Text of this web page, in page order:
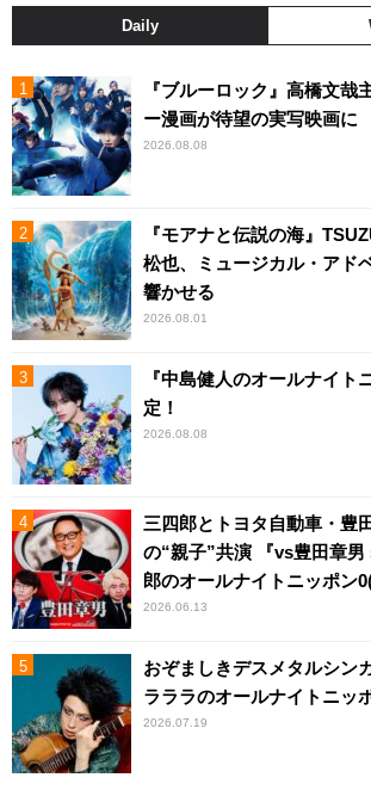
Daily
『ブルーロック』高橋文哉
ー漫画が待望の実写映画に
2026.08.08
『モアナと伝説の海』
松也、ミュージカル・アド
響かせる
2026.08.01
『中島健人のオールナイト
定！
2026.08.08
三四郎とトヨタ自動車・豊
の“親子”共演 『vs豊田章
郎のオールナイトニッポン
2026.06.13
おぞましきデスメタルシン
ラララのオールナイトニッ
2026.07.19